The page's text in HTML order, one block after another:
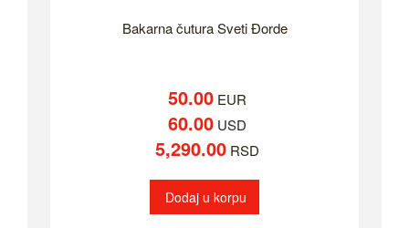
Bakarna čutura Sveti Đorde
50.00EUR
60.00USD
5,290.00RSD
Dodaj u korpu